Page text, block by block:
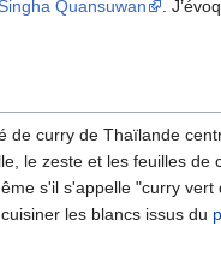
Quansuwan .
curry de Thaïlande
le zeste et les feuilles
s'il s'appelle "curry
les blancs issus du